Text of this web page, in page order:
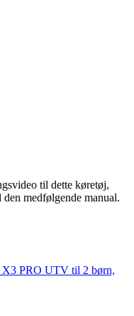
til dette køretøj,
medfølgende manual.